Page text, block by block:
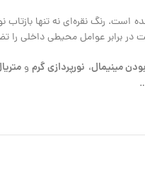
است. رنگ نقره‌ای نه تنها بازتاب
در برابر عوامل محیطی داخلی را
مینیمال، نورپردازی گرمو